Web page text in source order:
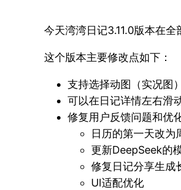
今天湾湾日记3.11.0版本在
这个版本主要修改点如下：
支持选择动图（实况图
可以在日记详情左右滑
修复用户反馈问题和优
日历的第一天改为
更新DeepSeek的
修复日记分享生成
UI适配优化